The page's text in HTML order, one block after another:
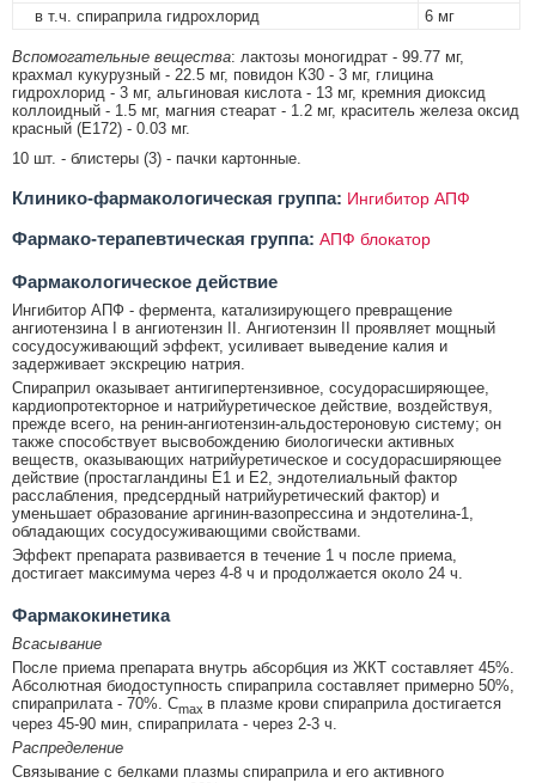
в т.ч. спираприла гидрохлорид 6 мг
Вспомогательные вещества: лактозы моногидрат - 99.77 мг,
крахмал кукурузный - 22.5 мг, повидон К30 - 3 мг, глицина
гидрохлорид - 3 мг, альгиновая кислота - 13 мг, кремния диоксид
коллоидный - 1.5 мг, магния стеарат - 1.2 мг, краситель железа оксид
красный (Е172) - 0.03 мг.
10 шт. - блистеры (3) - пачки картонные.
Клинико-фармакологическая группа: Ингибитор АПФ
Фармако-терапевтическая группа: АПФ блокатор
Фармакологическое действие
Ингибитор АПФ - фермента, катализирующего превращение
ангиотензина I в ангиотензин II. Ангиотензин II проявляет мощный
сосудосуживающий эффект, усиливает выведение калия и
задерживает экскрецию натрия.
Спираприл оказывает антигипертензивное, сосудорасширяющее,
кардиопротекторное и натрийуретическое действие, воздействуя,
прежде всего, на ренин-ангиотензин-альдостероновую систему; он
также способствует высвобождению биологически активных
веществ, оказывающих натрийуретическое и сосудорасширяющее
действие (простагландины Е1 и Е2, эндотелиальный фактор
расслабления, предсердный натрийуретический фактор) и
уменьшает образование аргинин-вазопрессина и эндотелина-1,
обладающих сосудосуживающими свойствами.
Эффект препарата развивается в течение 1 ч после приема,
достигает максимума через 4-8 ч и продолжается около 24 ч.
Фармакокинетика
Всасывание
После приема препарата внутрь абсорбция из ЖКТ составляет 45%.
Абсолютная биодоступность спираприла составляет примерно 50%,
спираприлата - 70%. Cmax в плазме крови спираприла достигается
через 45-90 мин, спираприлата - через 2-3 ч.
Распределение
Связывание с белками плазмы спираприла и его активного